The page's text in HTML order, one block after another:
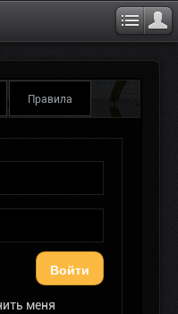
Правила
Войти
меня